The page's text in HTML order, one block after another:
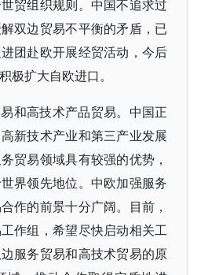
贸组织规则。中国不追求过
双边贸易不平衡的矛盾，已
团赴欧开展经贸活动，今后
极扩大自欧进口。
和高技术产品贸易。中国正
新技术产业和第三产业发展
贸易领域具有较强的优势，
界领先地位。中欧加强服务
作的前景十分广阔。目前，
作组，希望尽快启动相关工
服务贸易和高技术贸易的原